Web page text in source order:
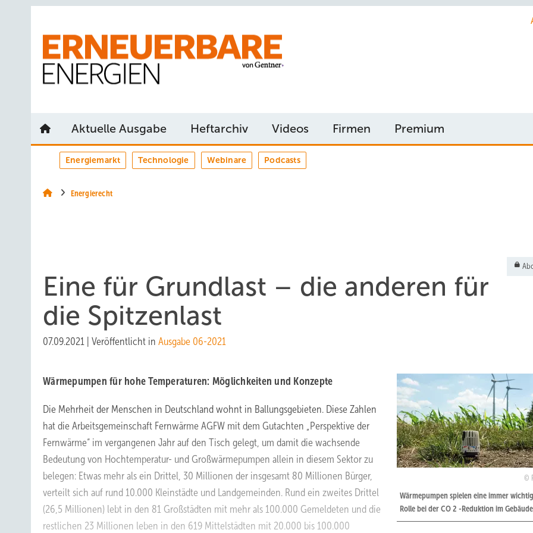
Aktuelle Ausgabe Heftarchiv Videos Firmen Premium
Energiemarkt Technologie Webinare Podcasts
Energierecht
Eine für Grundlast – die anderen für
die Spitzenlast
07.09.2021 Veröffentlicht in Ausgabe 06-2021
Wärmepumpen spielen eine immer
Rolle bei der CO 2 -Reduktion im
Wärmepumpen für hohe Temperaturen: Möglichkeiten und Konzepte
Die Mehrheit der Menschen in Deutschland wohnt in Ballungsgebieten. Diese Zahlen
hat die Arbeitsgemeinschaft Fernwärme AGFW mit dem Gutachten „Perspektive der
Fernwärme“ im vergangenen Jahr auf den Tisch gelegt, um damit die wachsende
Bedeutung von Hochtemperatur- und Großwärmepumpen allein in diesem Sektor zu
belegen: Etwas mehr als ein Drittel, 30 Millionen der insgesamt 80 Millionen Bürger,
verteilt sich auf rund 10.000 Kleinstädte und Landgemeinden. Rund ein zweites Drittel
(26,5 Millionen) lebt in den 81 Großstädten mit mehr als 100.000 Gemeldeten und die
restlichen 23 Millionen leben in den 619 Mittelstädten mit 20.000 bis 100.000